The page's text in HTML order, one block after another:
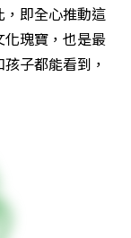
即全心推動這
瑰寶，也是最
子都能看到，